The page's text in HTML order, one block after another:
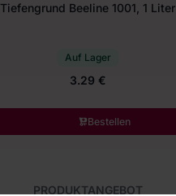
Tiefengrund Beeline 1001, 1 Liter
Auf Lager
3.29 €
Bestellen
PRODUKTANGEBOT